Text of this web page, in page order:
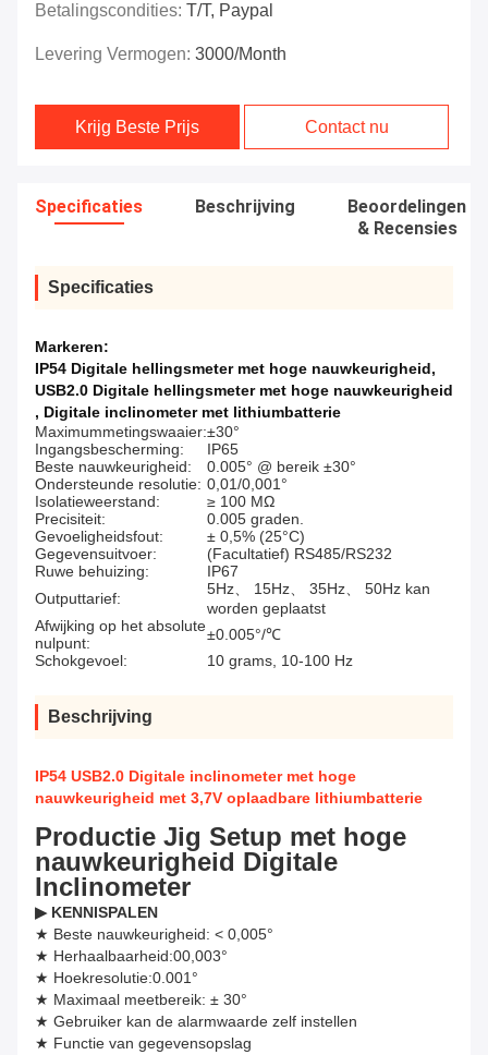
Betalingscondities: T/T, Paypal
Levering Vermogen: 3000/month
Krijg Beste Prijs Contact nu
Specificaties Beschrijving
Beoordelingen
& Recensies
Specificaties
Markeren:
IP54 Digitale hellingsmeter met hoge nauwkeurigheid,
USB2.0 Digitale hellingsmeter met hoge nauwkeurigheid
, Digitale inclinometer met lithiumbatterie
Maximummetingswaaier:±30°
Ingangsbescherming:
IP65
Beste nauwkeurigheid:
0.005° @ bereik ±30°
Ondersteunde resolutie: 0,01/0,001°
Isolatieweerstand:
≥ 100 MΩ
Precisiteit:
0.005 graden.
Gevoeligheidsfout:
± 0,5% (25°C)
Gegevensuitvoer:
(Facultatief) RS485/RS232
Ruwe behuizing:
IP67
Outputtarief:
5Hz、 15Hz、 35Hz、 50Hz kan
worden geplaatst
Afwijking op het absolute
nulpunt:
±0.005°/℃
Schokgevoel:
10 grams, 10-100 Hz
Beschrijving
IP54 USB2.0 Digitale inclinometer met hoge
nauwkeurigheid met 3,7V oplaadbare lithiumbatterie
Productie Jig Setup met hoge
nauwkeurigheid Digitale
Inclinometer
▶ KENNISPALEN
★ Beste nauwkeurigheid: < 0,005°
★ Herhaalbaarheid:00,003°
★ Hoekresolutie:0.001°
★ Maximaal meetbereik: ± 30°
★ Gebruiker kan de alarmwaarde zelf instellen
★ Functie van gegevensopslag